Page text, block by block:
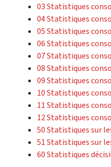
03 Statistiques
04 Statistiques
05 Statistiques
06 Statistiques
07 Statistiques
08 Statistiques
09 Statistiques
10 Statistiques
11 Statistiques
12 Statistiques
50 Statistiques sur
51 Statistiques sur
60 Statistiques